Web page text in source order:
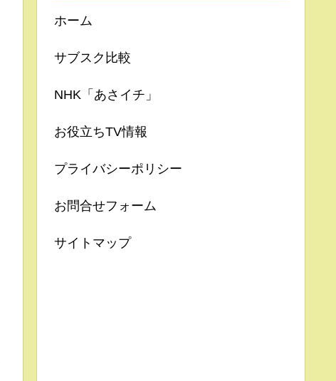
ホーム
サブスク比較
NHK「あさイチ」
お役立ちTV情報
プライバシーポリシー
お問合せフォーム
サイトマップ